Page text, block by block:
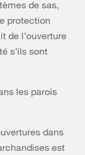
de sas,
protection
de l’ouverture
s’ils sont
les parois
dans
est